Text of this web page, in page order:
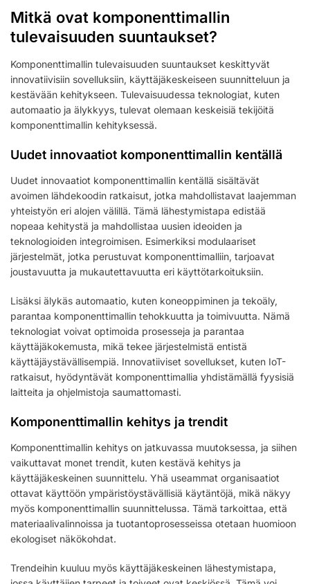
Mitkä ovat komponenttimallin
tulevaisuuden suuntaukset?
Komponenttimallin tulevaisuuden suuntaukset keskittyvät
innovatiivisiin sovelluksiin, käyttäjäkeskeiseen suunnitteluun ja
kestävään kehitykseen. Tulevaisuudessa teknologiat, kuten
automaatio ja älykkyys, tulevat olemaan keskeisiä tekijöitä
komponenttimallin kehityksessä.
Uudet innovaatiot komponenttimallin kentällä
Uudet innovaatiot komponenttimallin kentällä sisältävät
avoimen lähdekoodin ratkaisut, jotka mahdollistavat laajemman
yhteistyön eri alojen välillä. Tämä lähestymistapa edistää
nopeaa kehitystä ja mahdollistaa uusien ideoiden ja
teknologioiden integroimisen. Esimerkiksi modulaariset
järjestelmät, jotka perustuvat komponenttimalliin, tarjoavat
joustavuutta ja mukautettavuutta eri käyttötarkoituksiin.
Lisäksi älykäs automaatio, kuten koneoppiminen ja tekoäly,
parantaa komponenttimallin tehokkuutta ja toimivuutta. Nämä
teknologiat voivat optimoida prosesseja ja parantaa
käyttäjäkokemusta, mikä tekee järjestelmistä entistä
käyttäjäystävällisempiä. Innovatiiviset sovellukset, kuten IoT-
ratkaisut, hyödyntävät komponenttimallia yhdistämällä fyysisiä
laitteita ja ohjelmistoja saumattomasti.
Komponenttimallin kehitys ja trendit
Komponenttimallin kehitys on jatkuvassa muutoksessa, ja siihen
vaikuttavat monet trendit, kuten kestävä kehitys ja
käyttäjäkeskeinen suunnittelu. Yhä useammat organisaatiot
ottavat käyttöön ympäristöystävällisiä käytäntöjä, mikä näkyy
myös komponenttimallin suunnittelussa. Tämä tarkoittaa, että
materiaalivalinnoissa ja tuotantoprosesseissa otetaan huomioon
ekologiset näkökohdat.
Trendeihin kuuluu myös käyttäjäkeskeinen lähestymistapa,